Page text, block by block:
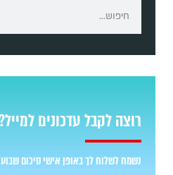
רוצה לקבל עדכונים
נשמח לשלוח לך באופן אישי סיכום